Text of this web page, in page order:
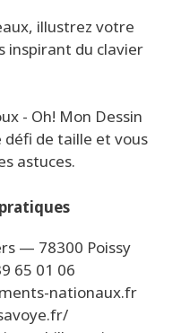
illustrez votre
inspirant du clavier
- Oh! Mon Dessin
défi de taille et vous
astuces.
— 78300 Poissy
65 01 06
nationaux.fr
.fr/